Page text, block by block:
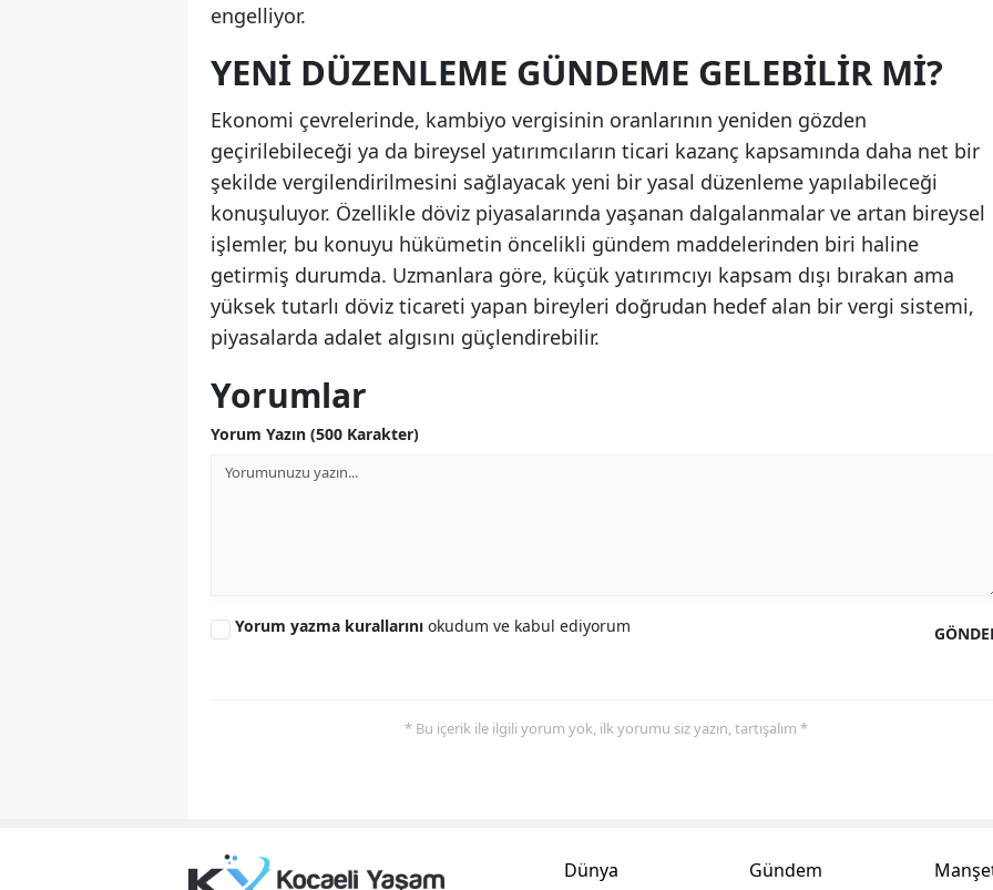
Sivas
Tekirdağ
Tokat
Trabzon
Tunceli
Şanlıurfa
engelliyor.
YENI DÜZENLEME GÜNDEME GELEBILIR MI?
Ekonomi çevrelerinde, kambiyo vergisinin oranlarının yeniden gözden
geçirilebileceği ya da bireysel yatırımcıların ticari kazanç kapsamında daha net bir
şekilde vergilendirilmesini sağlayacak yeni bir yasal düzenleme yapılabileceği
konuşuluyor. Özellikle döviz piyasalarında yaşanan dalgalanmalar ve artan bireysel
işlemler, bu konuyu hükümetin öncelikli gündem maddelerinden biri haline
getirmiş durumda. Uzmanlara göre, küçük yatırımcıyı kapsam dışı bırakan ama
yüksek tutarlı döviz ticareti yapan bireyleri doğrudan hedef alan bir vergi sistemi,
piyasalarda adalet algısını güçlendirebilir.
Yorumlar
Yorum Yazın (500 Karakter)
Yorum yazma kurallarını okudum ve kabul ediyorum
* Bu içerik ile ilgili yorum yok, ilk yorumu siz yazın, tartışalım *
Dünya
Gündem